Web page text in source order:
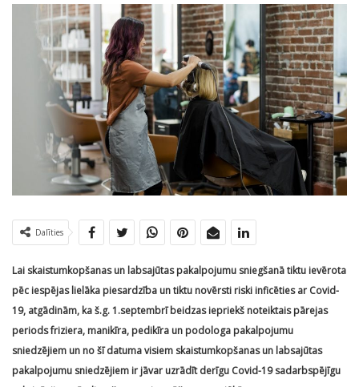
Dalīties
Lai skaistumkopšanas un labsajūtas pakalpojumu sniegšanā tiktu ievērota
pēc iespējas lielāka piesardzība un tiktu novērsti riski inficēties ar Covid-
19, atgādinām, ka š.g. 1.septembrī beidzas iepriekš noteiktais pārejas
periods friziera, manikīra, pedikīra un podologa pakalpojumu
sniedzējiem un no šī datuma visiem skaistumkopšanas un labsajūtas
pakalpojumu sniedzējiem ir jāvar uzrādīt derīgu Covid-19 sadarbspējīgu